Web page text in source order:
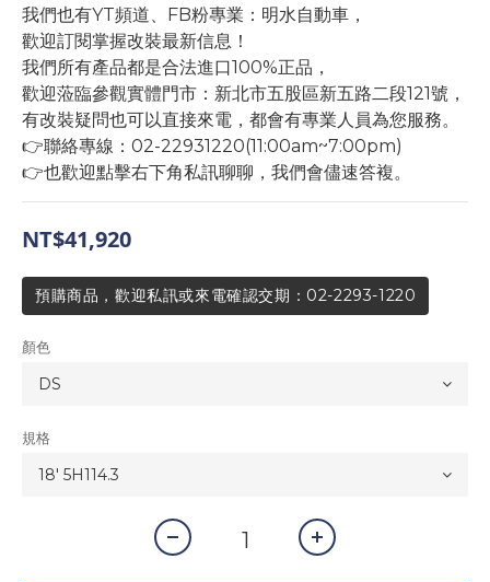
我們也有YT頻道、FB粉專業：明水自動車，
歡迎訂閱掌握改裝最新信息！
我們所有產品都是合法進口100%正品，
歡迎蒞臨參觀實體門市：新北市五股區新五路二段121號，
有改裝疑問也可以直接來電，都會有專業人員為您服務。
👉聯絡專線：02-22931220(11:00am~7:00pm)
👉也歡迎點擊右下角私訊聊聊，我們會儘速答複。
NT$41,920
預購商品，歡迎私訊或來電確認交期：02-2293-1220
顏色
規格